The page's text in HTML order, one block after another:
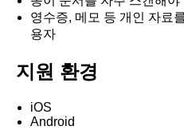
영수증, 메모 등 개인 자료
용자
지원 환경
iOS
Android